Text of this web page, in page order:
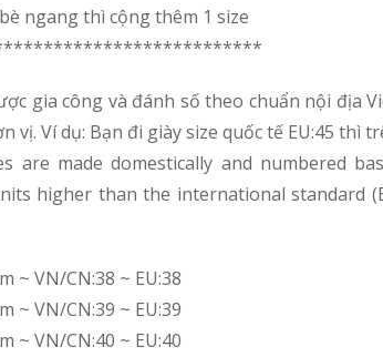
ngang thì cộng thêm 1 size
gia công và đánh số theo chuẩn nội địa
vị. Ví dụ: Bạn đi giày size quốc tế EU:45 thì
are made domestically and numbered
higher than the international standard
~ VN/CN:38 ~ EU:38
~ VN/CN:39 ~ EU:39
~ VN/CN:40 ~ EU:40